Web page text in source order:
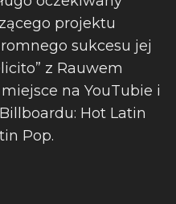
projektu
sukcesu jej
z Rauwem
na YouTubie i
Hot Latin
Pop.